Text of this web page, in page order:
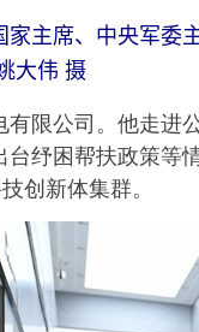
席、中央军委
大伟 摄
公司。他走进
纾困帮扶政策
创新体集群。